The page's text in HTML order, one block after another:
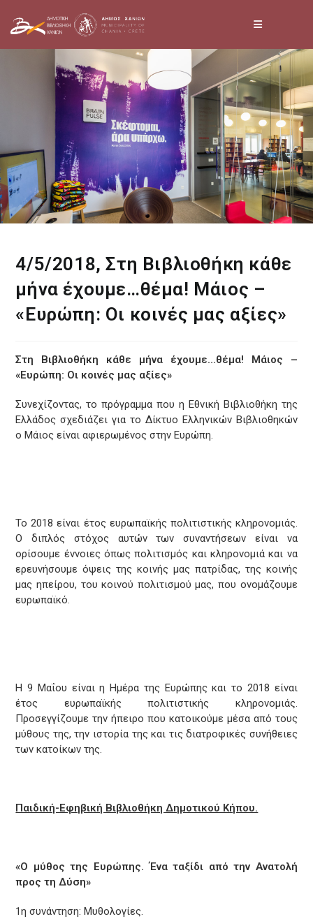
4/5/2018, Στη Βιβλιοθήκη κάθε
μήνα έχουμε…θέμα! Μάιος –
«Ευρώπη: Οι κοινές μας αξίες»
Στη Βιβλιοθήκη κάθε μήνα έχουμε…θέμα! Μάιος –
«Ευρώπη: Οι κοινές μας αξίες»
Συνεχίζοντας, το πρόγραμμα που η Εθνική Βιβλιοθήκη της
Ελλάδος σχεδιάζει για το Δίκτυο Ελληνικών Βιβλιοθηκών
ο Μάιος είναι αφιερωμένος στην Ευρώπη.
To 2018 είναι έτος ευρωπαϊκής πολιτιστικής κληρονομιάς.
Ο διπλός στόχος αυτών των συναντήσεων είναι να
ορίσουμε έννοιες όπως πολιτισμός και κληρονομιά και να
ερευνήσουμε όψεις της κοινής μας πατρίδας, της κοινής
μας ηπείρου, του κοινού πολιτισμού μας, που ονομάζουμε
ευρωπαϊκό.
Η 9 Μαΐου είναι η Ημέρα της Ευρώπης και το 2018 είναι
έτος ευρωπαϊκής πολιτιστικής κληρονομιάς.
Προσεγγίζουμε την ήπειρο που κατοικούμε μέσα από τους
μύθους της, την ιστορία της και τις διατροφικές συνήθειες
των κατοίκων της.
Παιδική-Εφηβική Βιβλιοθήκη Δημοτικού Κήπου.
«Ο μύθος της Ευρώπης. Ένα ταξίδι από την Ανατολή
προς τη Δύση»
1η συνάντηση: Μυθολογίες.